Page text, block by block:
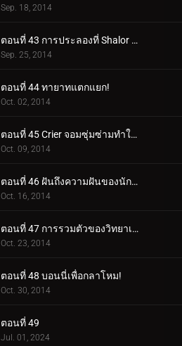
Sep. 18, 2014
ตอนที่ 43 การประลองที่ Shalor Gym!
Sep. 25, 2014
ตอนที่ 44 ทายาทแตกแยก!
Oct. 02, 2014
ตอนที่ 45 Crier จอมซุ่มซ่ามทำให้ความวุ่นวายสงบลง!
Oct. 09, 2014
ตอนที่ 46 ฝันถึงความฝันของนักแสดง!
Oct. 16, 2014
ตอนที่ 47 การรวมตัวของวิทยาเขต!
Oct. 23, 2014
ตอนที่ 48 บอนนี่เพื่อกลาโหม!
Oct. 30, 2014
ตอนที่ 49
Jul. 01, 2024